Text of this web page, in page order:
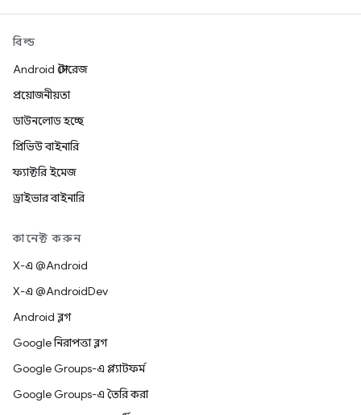
বিল্ড
Android স্টোরেজ
প্রয়োজনীয়তা
ডাউনলোড হচ্ছে
প্রিভিউ বাইনারি
ফ্যাক্টরি ইমেজ
ড্রাইভার বাইনারি
কানেক্ট করুন
X-এ @Android
X-এ @AndroidDev
Android ব্লগ
Google নিরাপত্তা ব্লগ
Google Groups-এ প্ল্যাটফর্ম
Google Groups-এ তৈরি করা